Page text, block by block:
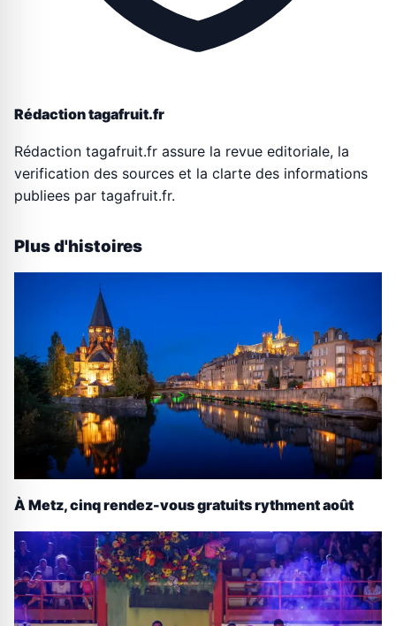
Rédaction tagafruit.fr
Rédaction tagafruit.fr assure la revue editoriale, la
verification des sources et la clarte des informations
publiees par tagafruit.fr.
Plus d'histoires
À Metz, cinq rendez-vous gratuits rythment août